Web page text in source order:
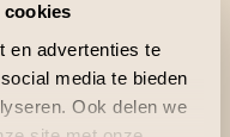
cookies
en advertenties te
media te bieden
Ook delen we